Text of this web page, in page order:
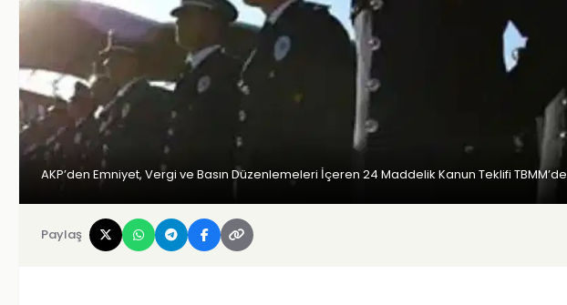
AKP’den Emniyet, Vergi ve Basın Düzenlemeleri İçeren 24 Maddelik Kanun Teklifi TBMM’de
Paylaş